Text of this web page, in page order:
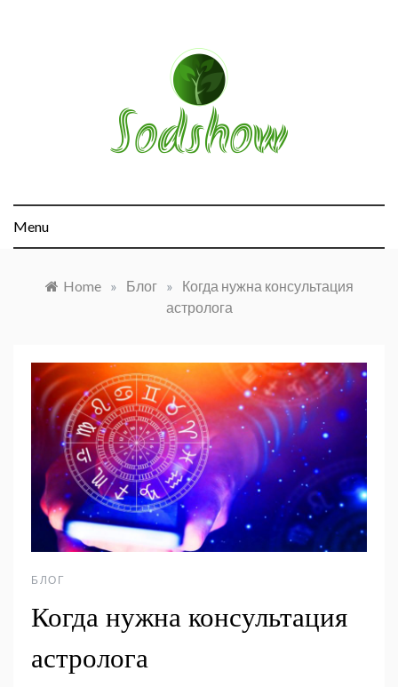
Menu
Home » Блог »
Когда нужна консультация
астролога
БЛОГ
Когда нужна консультация
астролога